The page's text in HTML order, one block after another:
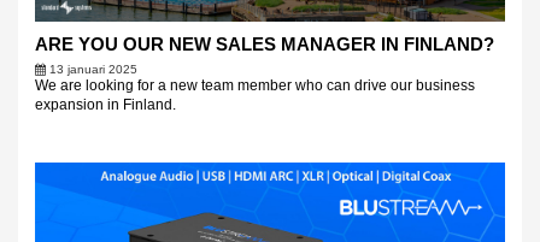
ARE YOU OUR NEW SALES MANAGER IN FINLAND?
13 januari 2025
We are looking for a new team member who can drive our business
expansion in Finland.